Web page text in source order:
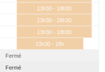
13h30 - 18h30
13h30 - 18h30
13h30 - 18h30
13h30 - 18h
Fermé
Fermé